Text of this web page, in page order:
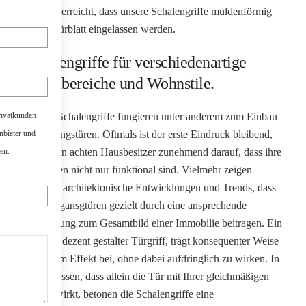
dadurch erreicht, dass unsere Schalengriffe muldenförmig
in das Türblatt eingelassen werden.
Schalengriffe für verschiedenartige
Wohnbereiche und Wohnstile.
Unsere Schalengriffe fungieren unter anderem zum Einbau
in Eingangstüren. Oftmals ist der erste Eindruck bleibend,
deswegen achten Hausbesitzer zunehmend darauf, dass ihre
Haustüren nicht nur funktional sind. Vielmehr zeigen
aktuelle, architektonische Entwicklungen und Trends, dass
Hauseingansgtüren gezielt durch eine ansprechende
Ausführung zum Gesamtbild einer Immobilie beitragen. Ein
schöner, dezent gestalter Türgriff, trägt konsequenter Weise
zu diesem Effekt bei, ohne dabei aufdringlich zu wirken. In
Folge dessen, dass allein die Tür mit Ihrer gleichmäßigen
Fläche wirkt, betonen die Schalengriffe eine
und